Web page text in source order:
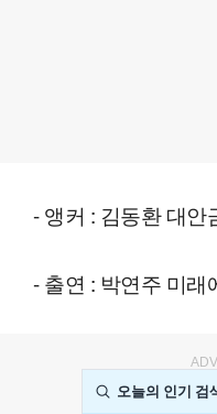
- 앵커 : 김동환 대
- 출연 : 박연주 미래